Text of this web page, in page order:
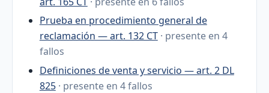
Prueba en procedimiento general de
reclamación — art. 132 CT · presente en 4
fallos
Definiciones de venta y servicio — art. 2 DL
825 · presente en 4 fallos